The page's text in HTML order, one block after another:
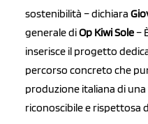
sostenibilità – dichiara
generale diOp Kiwi Sole–
inserisce il progetto
percorso concreto che
produzione italiana di
riconoscibile e rispettosa